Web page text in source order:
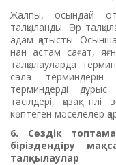
Жалпы, осындай
талқыланды. Әр
адам қатысты.
нан астам сағат,
талқылауларда
сала терминдерін
терминдерді
тәсілдері, қазақ
көптеген мәселелер
6. Сөздік
біріздендіру
талқылаулар